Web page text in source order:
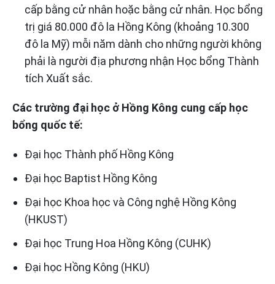
cấp bằng cử nhân hoặc bằng cử nhân. Học bổng
trị giá 80.000 đô la Hồng Kông (khoảng 10.300
đô la Mỹ) mỗi năm dành cho những người không
phải là người địa phương nhận Học bổng Thành
tích Xuất sắc.
Các trường đại học ở Hồng Kông cung cấp học
bổng quốc tế:
Đại học Thành phố Hồng Kông
Đại học Baptist Hồng Kông
Đại học Khoa học và Công nghệ Hồng Kông
(HKUST)
Đại học Trung Hoa Hồng Kông (CUHK)
Đại học Hồng Kông (HKU)